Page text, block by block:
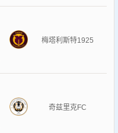
梅塔利斯特1925
奇兹里克FC